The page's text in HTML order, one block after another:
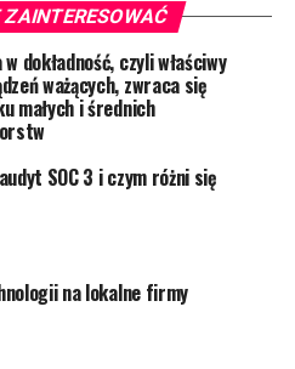
dokładność, czyli właściwy
ważących, zwraca się
małych i średnich
SOC 3 i czym różni się
na lokalne firmy